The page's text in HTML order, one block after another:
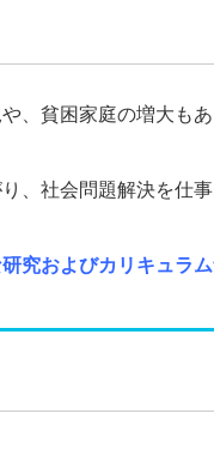
、貧困家庭の増大も
、社会問題解決を仕
究およびカリキュラム